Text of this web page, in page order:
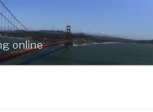
online